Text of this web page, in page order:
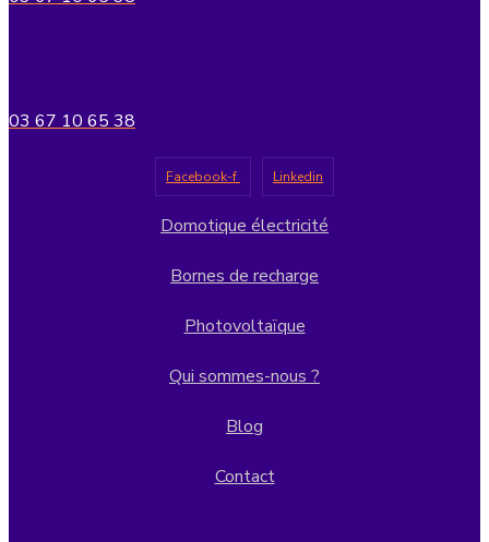
03 67 10 65 38
Facebook-f Linkedin
Domotique électricité
Bornes de recharge
Photovoltaïque
Qui sommes-nous ?
Blog
Contact